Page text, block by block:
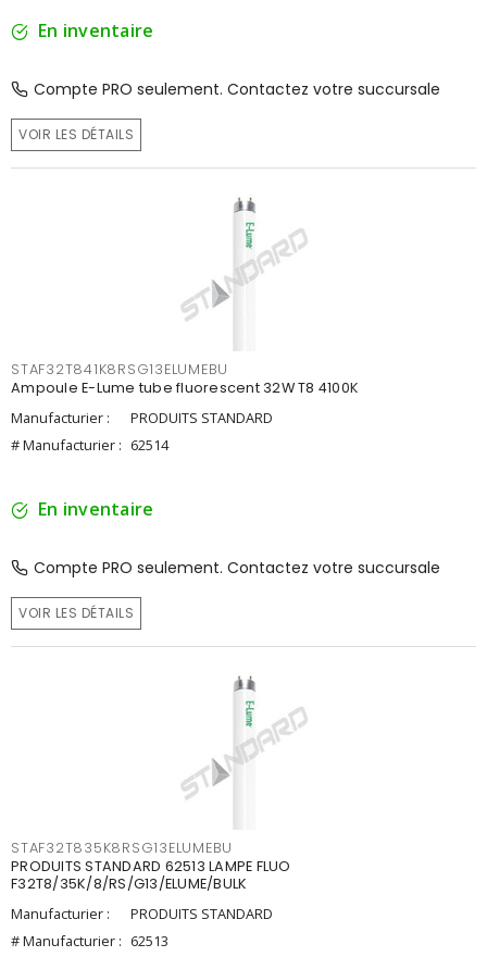
En inventaire
Compte PRO seulement. Contactez votre succursale
VOIR LES DÉTAILS
STAF32T841K8RSG13ELUMEBU
Ampoule E-Lume tube fluorescent 32W T8 4100K
Manufacturier :
PRODUITS STANDARD
# Manufacturier : 62514
En inventaire
Compte PRO seulement. Contactez votre succursale
VOIR LES DÉTAILS
STAF32T835K8RSG13ELUMEBU
PRODUITS STANDARD 62513 LAMPE FLUO
F32T8/35K/8/RS/G13/ELUME/BULK
Manufacturier :
PRODUITS STANDARD
# Manufacturier : 62513